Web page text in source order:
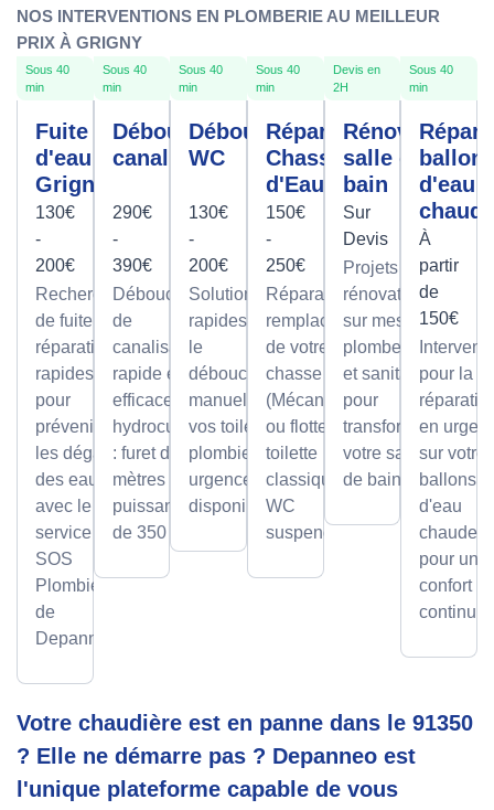
NOS INTERVENTIONS EN PLOMBERIE AU MEILLEUR
PRIX À GRIGNY
Sous 40
min
Fuite
d'eau
Grigny
130€
-
200€
Recherche
de fuite et
réparation
rapides
pour
prévenir
les dégâts
des eaux
avec le
service
SOS
Plombier
de
Depanneo
Sous 40
min
Débouchage
canalisation
290€
-
390€
Débouchage
de
canalisation
rapide et
efficace par
hydrocurage
: furet de 100
mètres et
puissance
de 350 bars.
Sous 40
min
Débouchage
WC
130€
-
200€
Solutions
rapides pour
le
débouchage
manuel de
vos toilettes,
plombier en
urgence
disponible.
Sous 40
min
Réparation
Chasse
d'Eau
150€
-
250€
Réparation et
remplacement
de votre
chasse d'eau
(Mécanisme
ou flotteur) sur
toilette
classique ou
WC
suspendu.
Devis en
2H
Rénovation
salle de
bain
Sur
Devis
Projets de
rénovation
sur mesure
plomberie
et sanitaire
pour
transformer
votre salle
de bain.
Sous 40
min
ballon
d'eau
À
partir
de
150€
pour la
en
sur votre
ballons
d'eau
chaude,
pour un
confort
continu.
Votre chaudière est en panne dans le 91350
? Elle ne démarre pas ? Depanneo est
l'unique plateforme capable de vous